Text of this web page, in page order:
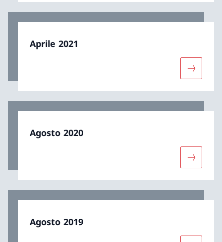
Aprile 2021
Agosto 2020
Agosto 2019